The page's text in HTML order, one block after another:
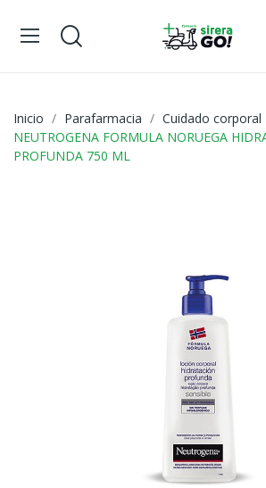
Inicio Parafarmacia Cuidado corporal
NEUTROGENA FORMULA NORUEGA
PROFUNDA 750 ML